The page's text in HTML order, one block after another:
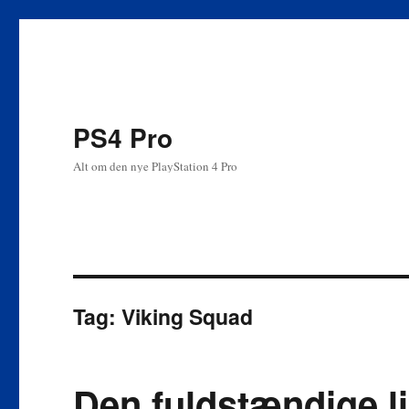
PS4 Pro
Alt om den nye PlayStation 4 Pro
Tag:Viking Squad